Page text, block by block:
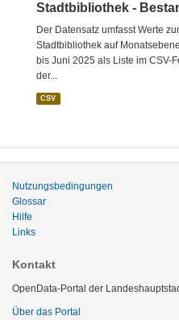
Stadtbibliothek -
Der Datensatz umfasst Werte
Stadtbibliothek auf
bis Juni 2025 als Liste im CSV-
der...
CSV
Nutzungsbedingungen
Glossar
Hilfe
Links
Kontakt
OpenData-Portal der
Über das Portal